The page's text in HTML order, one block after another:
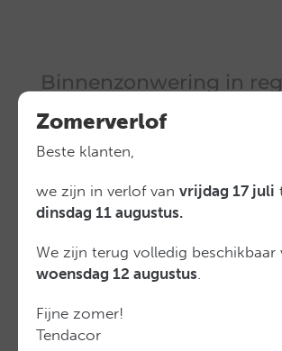
Binnenzonwering in
De meest bekende binnenzonwering
de stof kan worden op- en afgerold
en het licht te reguleren. De
kunnen oprollen. De laatste jaren
productsegment vanwege de vele
voordelen voor onderhoud en
Zomerverlof
Beste klanten,
we zijn in verlof van vrijdag 17 juli
dinsdag 11 augustus.
We zijn terug volledig beschikbaar
woensdag 12 augustus
Fijne zomer!
Tendacor